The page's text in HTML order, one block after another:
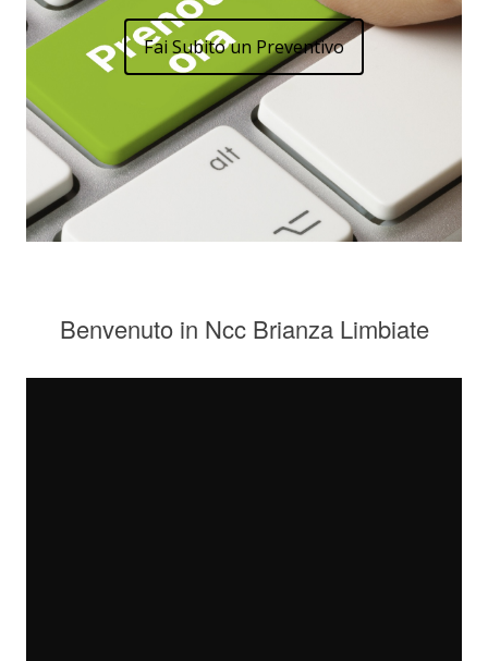
Fai Subito un Preventivo
Benvenuto in Ncc Brianza Limbiate